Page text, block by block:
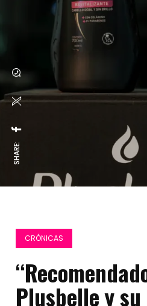
SHARE:
CRÓNICAS
Plusbelle y